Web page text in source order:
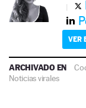
VER
ARCHIVADO EN
Noticias virales